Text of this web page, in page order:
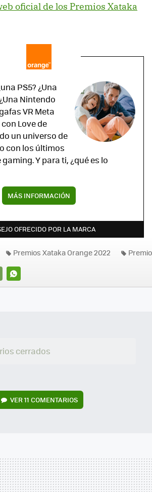
oficial de los Premios Xataka
PS5? ¿Una
Nintendo
VR Meta
Love de
un universo de
con los últimos
Y para ti, ¿qué es lo
MÁS INFORMACIÓN
OFRECIDO POR LA MARCA
WHATSAPP
Premios Xataka Orange 2022
cerrados
VER11 COMENTARIOS